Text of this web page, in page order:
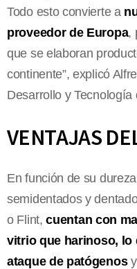
Todo esto convierte a
proveedor de Europa,
que se elaboran
continente”, explicó
Desarrollo y Tecnología
VENTAJAS
En función de su
semidentados y
o Flint,cuentan con
vitrio que harinoso, lo
ataque de patógenosy